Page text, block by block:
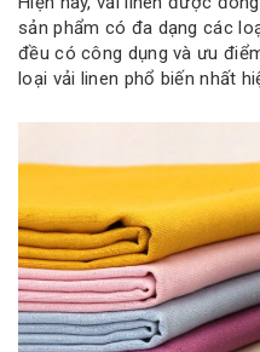
sản phẩm có đa dạng các
đều có công dụng và ưu
loại vải linen phổ biến nhất